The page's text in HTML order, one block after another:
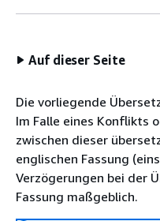
Auf dieser Seite
Die vorliegende
Im Falle eines Konflikts
zwischen dieser
englischen Fassung
Verzögerungen bei der
Fassung maßgeblich.